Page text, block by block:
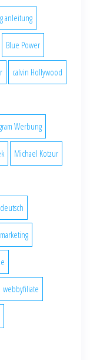
anleitung
Blue Power
calvin Hollywood
Werbung
Michael Kotzur
webbyfiliate